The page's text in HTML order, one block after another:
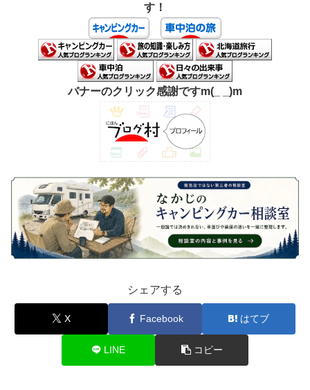
す！
バナーのクリック感謝ですm(_ _)m
シェアする
X Facebook はてブ
LINE コピー